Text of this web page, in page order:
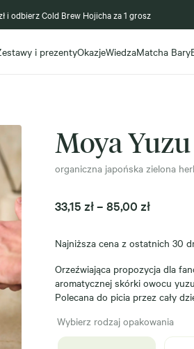
i odbierz Cold Brew Hojicha za 1 grosz
i prezentyOkazjeWiedzaMatcha Bary
Moya
organiczna japońska zielona
33,15 zł– 85,00 złZakres
od
do
85,00 zł
Najniższa cena z ostatnich 30
Orzeźwiająca propozycja dla
aromatycznej skórki owocu
Polecana do picia przez cały
Wybierz rodzaj opakowania